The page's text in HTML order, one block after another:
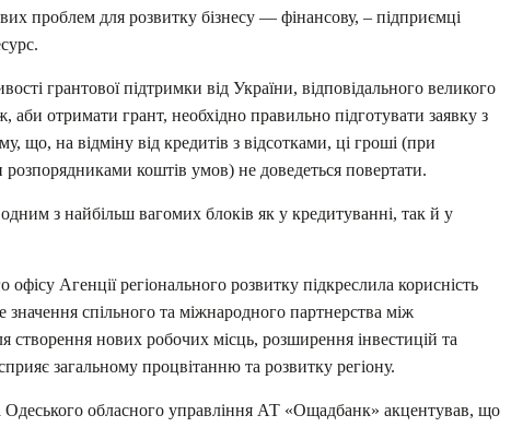
проблем для розвитку бізнесу — фінансову, – підприємці
грантової підтримки від України, відповідального великого
аби отримати грант, необхідно правильно підготувати заявку з
що, на відміну від кредитів з відсотками, ці гроші (при
коштів умов) не доведеться повертати.
з найбільш вагомих блоків як у кредитуванні, так й у
Агенції регіонального розвитку підкреслила корисність
спільного та міжнародного партнерства між
створення нових робочих місць, розширення інвестицій та
загальному процвітанню та розвитку регіону.
обласного управління АТ «Ощадбанк» акцентував, що